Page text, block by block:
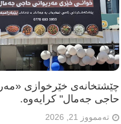
چێشتخانەی خێرخوازی
حاجی جەمال" كرایه‌وه‌.
تەممووز 21, 2026